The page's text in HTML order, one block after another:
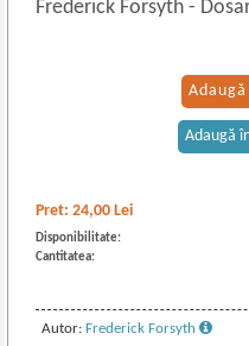
Frederick Forsyth-
Pret:24,00 Lei
Disponibilitate:
Cantitatea:
Autor:Frederick Forsyth
Adaugă